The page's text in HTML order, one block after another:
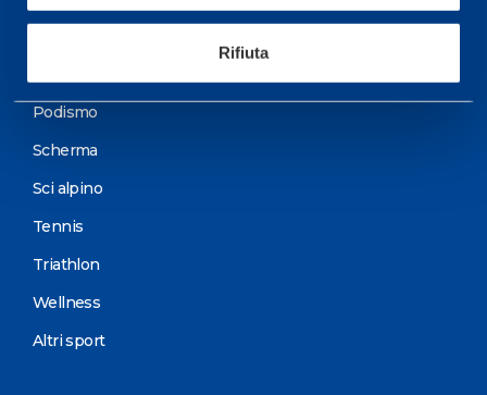
Rifiuta
Podismo
Scherma
Sci alpino
Tennis
Triathlon
Wellness
Altri sport